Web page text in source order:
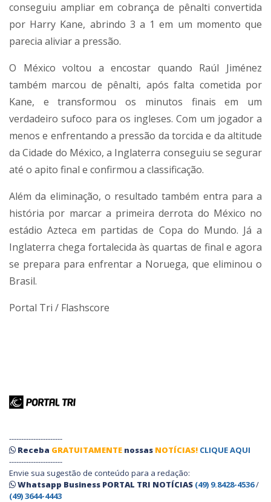
conseguiu ampliar em cobrança de pênalti convertida
por Harry Kane, abrindo 3 a 1 em um momento que
parecia aliviar a pressão.
O México voltou a encostar quando Raúl Jiménez
também marcou de pênalti, após falta cometida por
Kane, e transformou os minutos finais em um
verdadeiro sufoco para os ingleses. Com um jogador a
menos e enfrentando a pressão da torcida e da altitude
da Cidade do México, a Inglaterra conseguiu se segurar
até o apito final e confirmou a classificação.
Além da eliminação, o resultado também entra para a
história por marcar a primeira derrota do México no
estádio Azteca em partidas de Copa do Mundo. Já a
Inglaterra chega fortalecida às quartas de final e agora
se prepara para enfrentar a Noruega, que eliminou o
Brasil.
Portal Tri / Flashscore
----------------------
Receba GRATUITAMENTE nossas NOTÍCIAS! CLIQUE AQUI
----------------------
Envie sua sugestão de conteúdo para a redação:
Whatsapp Business PORTAL TRI NOTÍCIAS (49) 9.8428-4536/
(49) 3644-4443